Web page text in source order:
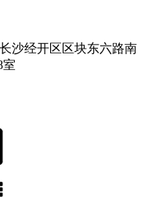
沙经开区区块东六路南
室